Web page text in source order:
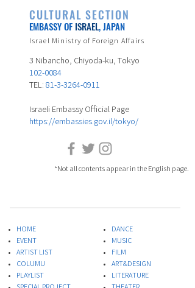
CULTURAL SECTION
EMBASSY OF ISRAEL, JAPAN
Israel Ministry of Foreign Affairs
3 Nibancho, Chiyoda-ku, Tokyo
102-0084
TEL: 81-3-3264-0911
Israeli Embassy Official Page
https://embassies.gov.il/tokyo/
HOME
EVENT
ARTIST LIST
COLUMU
PLAYLIST
SPECIAL PROJECT
DANCE
MUSIC
FILM
ART&DESIGN
LITERATURE
THEATER
*Not all contents appear in the English page.